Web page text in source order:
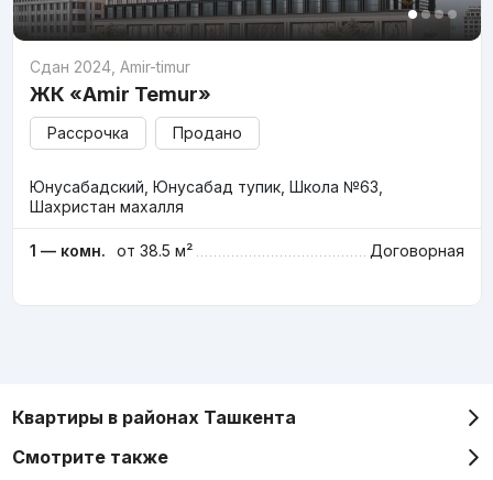
Сдан 2024, Amir-timur
ЖК «Amir Temur»
Рассрочка Продано
Юнусабадский, Юнусабад тупик, Школа №63,
Шахристан махалля
1 — комн. от 38.5 м² Договорная
Квартиры в районах Ташкента
Смотрите также